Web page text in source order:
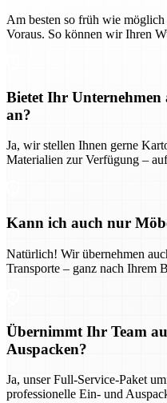
Am besten so früh wie
Voraus. So können wir Ihren
Bietet Ihr Unternehmen
an?
Ja, wir stellen Ihnen gerne
Materialien zur Verfügung –
Kann ich auch nur
Natürlich! Wir übernehmen
Transporte – ganz nach Ihrem
Übernimmt Ihr Team
Auspacken?
Ja, unser Full-Service-Paket
professionelle Ein- und